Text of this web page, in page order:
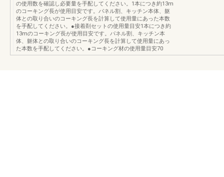
の使用数を確認し必要量を手配してください。1本につき約13m
のコーキング長が使用目安です。パネル割、キッチン本体、躯
体との取り合いのコーキング長を計算して使用量にあった本数
を手配してください。●接着剤セットの使用量目安1本につき約
13mのコーキング長が使用目安です。パネル割、キッチン本
体、躯体との取り合いのコーキング長を計算して使用量にあっ
た本数を手配してください。●コーキング材の使用量目安70